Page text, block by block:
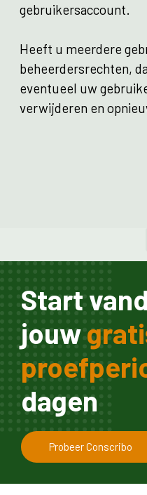
gebruikersaccount.
Heeft u meerdere
beheerdersrechten,
eventueel uw
verwijderen en
Start
jouw
dagen
Probeer Conscribo